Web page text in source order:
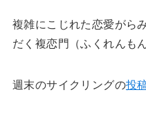
複雑にこじれた恋愛がら
だく複恋門（ふくれんも
週末のサイクリングの投